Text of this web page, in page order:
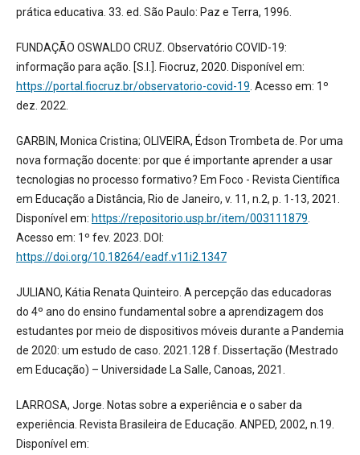
prática educativa. 33. ed. São Paulo: Paz e Terra, 1996.
FUNDAÇÃO OSWALDO CRUZ. Observatório COVID-19:
informação para ação. [S.l.]. Fiocruz, 2020. Disponível em:
https://portal.fiocruz.br/observatorio-covid-19 . Acesso em: 1º
dez. 2022.
GARBIN, Monica Cristina; OLIVEIRA, Édson Trombeta de. Por uma
nova formação docente: por que é importante aprender a usar
tecnologias no processo formativo? Em Foco - Revista Científica
em Educação a Distância, Rio de Janeiro, v. 11, n.2, p. 1-13, 2021.
Disponível em: https://repositorio.usp.br/item/003111879
Acesso em: 1º fev. 2023. DOI:
https://doi.org/10.18264/eadf.v11i2.1347
JULIANO, Kátia Renata Quinteiro. A percepção das educadoras
do 4º ano do ensino fundamental sobre a aprendizagem dos
estudantes por meio de dispositivos móveis durante a Pandemia
de 2020: um estudo de caso. 2021.128 f. Dissertação (Mestrado
em Educação) – Universidade La Salle, Canoas, 2021.
LARROSA, Jorge. Notas sobre a experiência e o saber da
experiência. Revista Brasileira de Educação. ANPED, 2002, n.19.
Disponível em: